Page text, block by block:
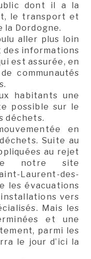
dont il a la
le transport et
la Dordogne.
aller plus loin
informations
est assurée, en
communautés
habitants une
possible sur le
déchets.
en
Suite au
au rejet
notre site
Laurent-des-
les évacuations
vers
Mais les
et une
parmi les
le jour d’ici la